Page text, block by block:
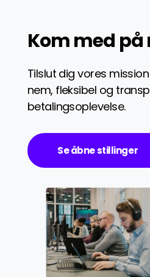
Kom med på
Tilslut dig vores
nem, fleksibel og
betalingsoplevelse.
Se åbne stillinger